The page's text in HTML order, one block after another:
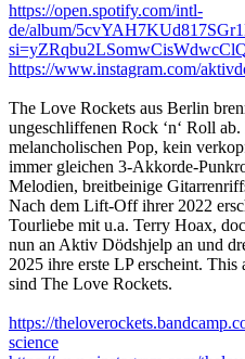
https://open.spotify.com/intl-
de/album/
https://www.instagram.com/
The Love Rockets aus Berlin
ungeschliffenen Rock ‘n‘ Roll
melancholischen Pop, kein
immer gleichen 3-Akkorde-
Melodien, breitbeinige
Nach dem Lift-Off ihrer 2022
Tourliebe mit u.a. Terry Hoax,
nun an Aktiv Dödshjelp an und
2025 ihre erste LP erscheint. This
sind The Love Rockets.
https://
science